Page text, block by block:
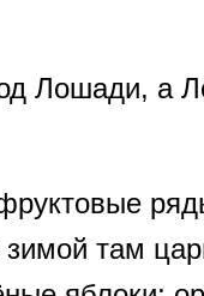
Лошади, а
там